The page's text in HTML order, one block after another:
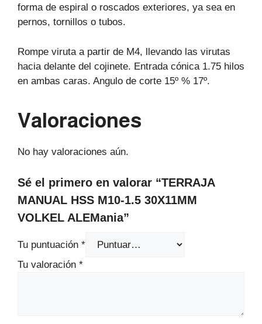
forma de espiral o roscados exteriores, ya sea en
pernos, tornillos o tubos.
Rompe viruta a partir de M4, llevando las virutas
hacia delante del cojinete. Entrada cónica 1.75 hilos
en ambas caras. Angulo de corte 15º % 17º.
Valoraciones
No hay valoraciones aún.
Sé el primero en valorar “TERRAJA
MANUAL HSS M10-1.5 30X11MM
VOLKEL ALEMania”
Tu puntuación *
Tu valoración *